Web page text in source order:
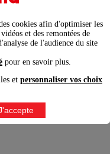
cookies afin d'optimiser les
et des remontées de
de l'audience du site
pour en savoir plus.
et personnaliser vos choix